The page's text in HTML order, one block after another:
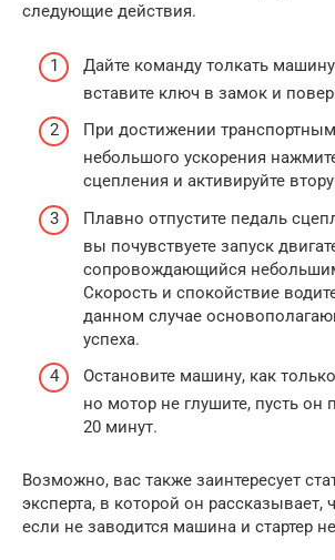
следующие действия.
Дайте команду толкать
вставите ключ в замок и
При достижении
небольшого ускорения
сцепления и активируйте
Плавно отпустите педаль
вы почувствуете запуск
сопровождающийся
Скорость и спокойствие
данном случае
успеха.
Остановите машину, как
но мотор не глушите, пусть он
20 минут.
Возможно, вас также заинтересует
эксперта, в которой он рассказывает,
если не заводится машина и стартер